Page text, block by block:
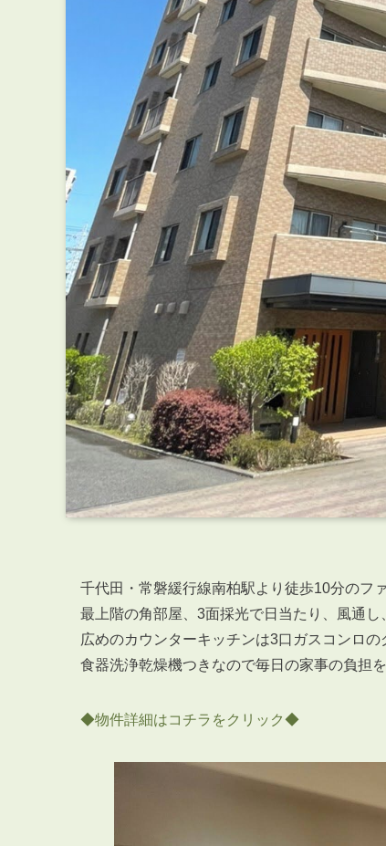
千代田・常磐緩行線南柏駅より徒歩10分のフ
最上階の角部屋、3面採光で日当たり、風通し
広めのカウンターキッチンは3口ガスコンロの
食器洗浄乾燥機つきなので毎日の家事の負担
◆物件詳細はコチラをクリック◆